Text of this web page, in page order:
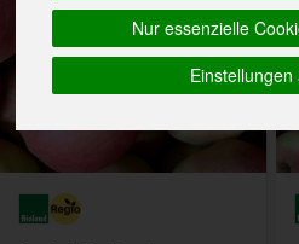
Nur essenzielle
Einstellungen